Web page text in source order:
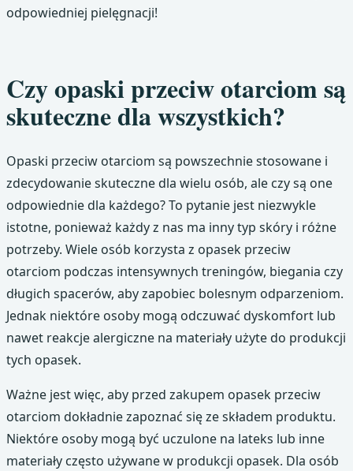
odpowiedniej pielęgnacji!
Czy opaski przeciw otarciom są
skuteczne dla wszystkich?
Opaski przeciw otarciom są powszechnie stosowane i
zdecydowanie skuteczne dla wielu osób, ale czy są one
odpowiednie dla każdego? To pytanie jest niezwykle
istotne, ponieważ każdy z nas ma inny typ skóry i różne
potrzeby. Wiele osób korzysta z opasek przeciw
otarciom podczas intensywnych treningów, biegania czy
długich spacerów, aby zapobiec bolesnym odparzeniom.
Jednak niektóre osoby mogą odczuwać dyskomfort lub
nawet reakcje alergiczne na materiały użyte do produkcji
tych opasek.
Ważne jest więc, aby przed zakupem opasek przeciw
otarciom dokładnie zapoznać się ze składem produktu.
Niektóre osoby mogą być uczulone na lateks lub inne
materiały często używane w produkcji opasek. Dla osób